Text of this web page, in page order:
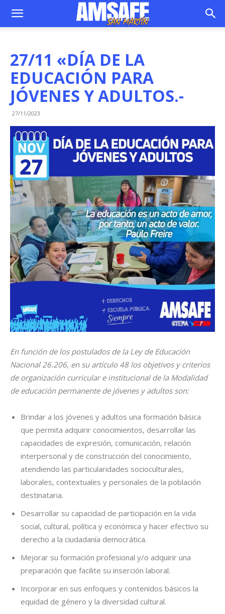
27/11 «DÍA DE LA
EDUCACIÓN PARA
JÓVENES Y ADULTOS.-
27/11/2023
En función de los postulados de la Ley de Educación
Nacional 26.206, en su artículo 48 los objetivos y criterios
de organización curricular e institucional de la Modalidad
de educación permanente de jóvenes y adultos son:
Brindar a los jóvenes y adultos una formación básica
que permita adquirir conocimientos, desarrollar las
capacidades de expresión, comunicación, relación
interpersonal y de construcción del conocimiento,
atendiendo las particularidades socioculturales,
laborales, contextuales y personales de la población
destinataria.
Desarrollar su capacidad de participación en la vida
social, cultural, política y económica y hacer efectivo su
derecho a la ciudadanía democrática.
Mejorar su formación profesional y/o adquirir una
preparación que facilite su inserción laboral.
Incorporar en sus enfoques y contenidos básicos la
equidad de género y la diversidad cultural.